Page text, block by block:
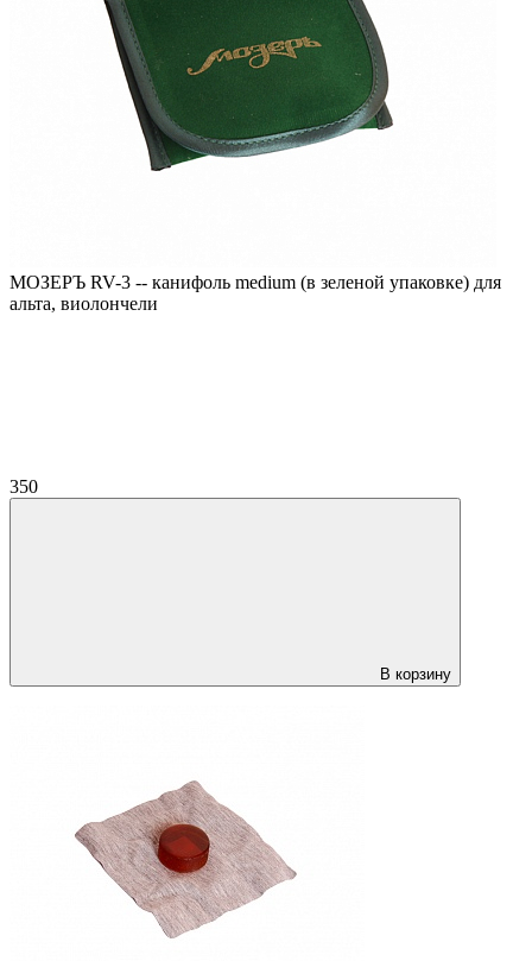
МОЗЕРЪ RV-3 -- канифоль medium (в зеленой упаковке) для
альта, виолончели
350
В корзину